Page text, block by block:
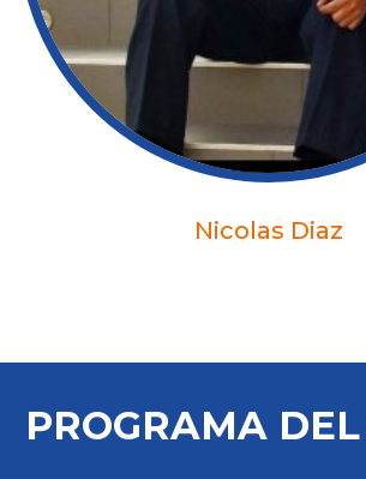
Nicolas Diaz
PROGRAMA